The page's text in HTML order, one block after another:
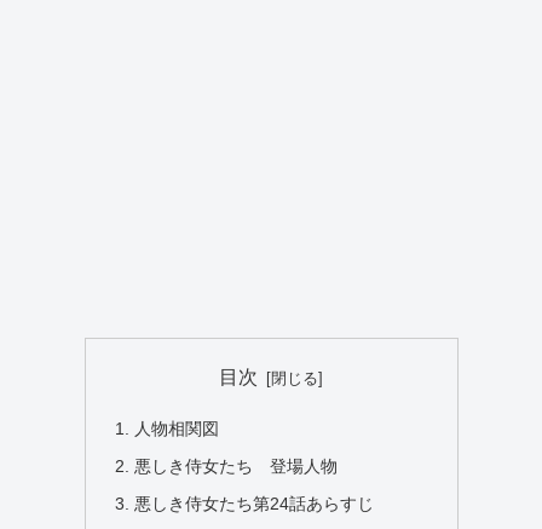
目次
人物相関図
悪しき侍女たち 登場人物
悪しき侍女たち第24話あらすじ